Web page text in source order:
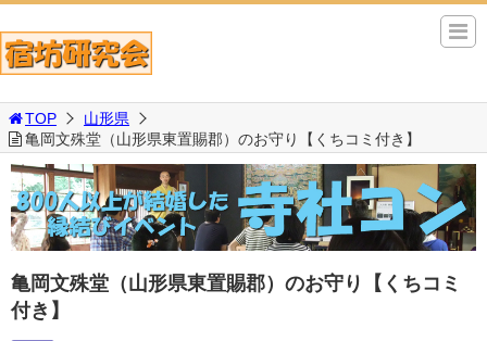
TOP
山形県
亀岡文殊堂（山形県東置賜郡）のお守り【くちコミ付き】
亀岡文殊堂（山形県東置賜郡）のお守り【くちコミ
付き】